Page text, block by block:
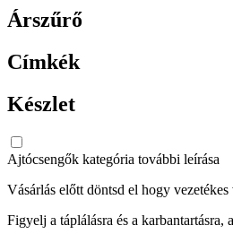
Árszűrő
Címkék
Készlet
Ajtócsengők kategória további leírása
Vásárlás előtt döntsd el hogy
Figyelj a táplálásra és a karbantartásra,